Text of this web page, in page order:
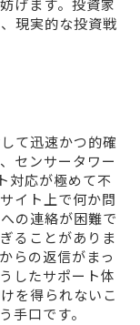
げます。投資家
現実的な投資戦
て迅速かつ的確
センサータワー
応が極めて不
イト上で何か問
の連絡が困難で
ることがありま
らの返信がまっ
したサポート体
を得られないこ
手口です。